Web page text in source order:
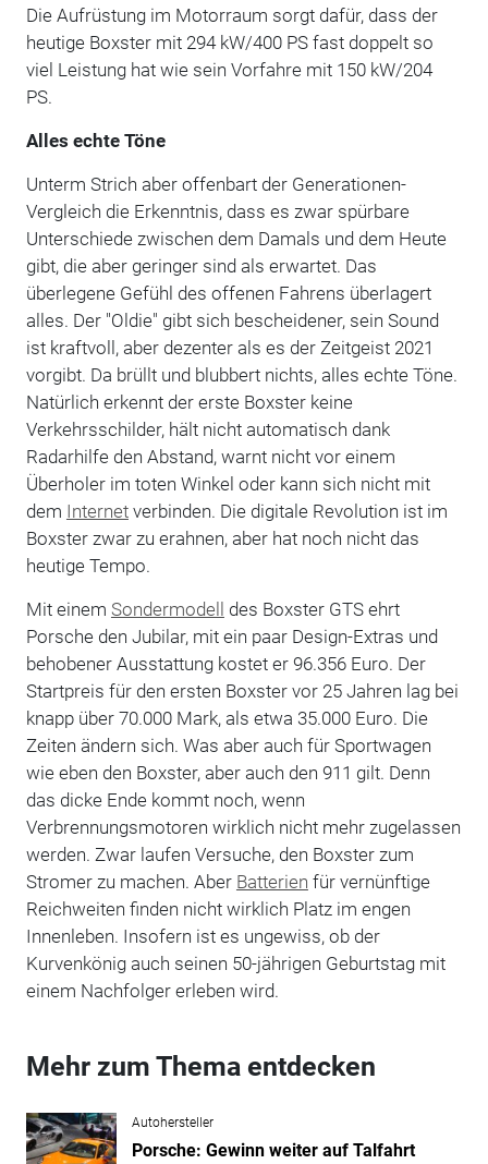
Die Aufrüstung im Motorraum sorgt dafür, dass der
heutige Boxster mit 294 kW/400 PS fast doppelt so
viel Leistung hat wie sein Vorfahre mit 150 kW/204
PS.
Alles echte Töne
Unterm Strich aber offenbart der Generationen-
Vergleich die Erkenntnis, dass es zwar spürbare
Unterschiede zwischen dem Damals und dem Heute
gibt, die aber geringer sind als erwartet. Das
überlegene Gefühl des offenen Fahrens überlagert
alles. Der "Oldie" gibt sich bescheidener, sein Sound
ist kraftvoll, aber dezenter als es der Zeitgeist 2021
vorgibt. Da brüllt und blubbert nichts, alles echte Töne.
Natürlich erkennt der erste Boxster keine
Verkehrsschilder, hält nicht automatisch dank
Radarhilfe den Abstand, warnt nicht vor einem
Überholer im toten Winkel oder kann sich nicht mit
dem Internetverbinden. Die digitale Revolution ist im
Boxster zwar zu erahnen, aber hat noch nicht das
heutige Tempo.
Mit einem Sondermodell des Boxster GTS ehrt
Porsche den Jubilar, mit ein paar Design-Extras und
behobener Ausstattung kostet er 96.356 Euro. Der
Startpreis für den ersten Boxster vor 25 Jahren lag bei
knapp über 70.000 Mark, als etwa 35.000 Euro. Die
Zeiten ändern sich. Was aber auch für Sportwagen
wie eben den Boxster, aber auch den 911 gilt. Denn
das dicke Ende kommt noch, wenn
Verbrennungsmotoren wirklich nicht mehr zugelassen
werden. Zwar laufen Versuche, den Boxster zum
Stromer zu machen. Aber Batterien für vernünftige
Reichweiten finden nicht wirklich Platz im engen
Innenleben. Insofern ist es ungewiss, ob der
Kurvenkönig auch seinen 50-jährigen Geburtstag mit
einem Nachfolger erleben wird.
Mehr zum Thema entdecken
Autohersteller
Porsche: Gewinn weiter auf Talfahrt